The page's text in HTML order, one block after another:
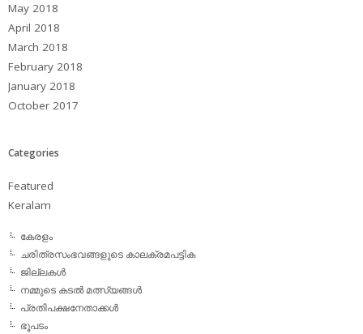
May 2018
April 2018
March 2018
February 2018
January 2018
October 2017
Categories
Featured
Keralam
കേരളം
ചരിത്രസംഭവങ്ങളുടെ കാലക്രമപട്ടിക
ജില്ലകള്‍
നമ്മുടെ കടല്‍ മത്സ്യങ്ങള്‍
പ്രതിപക്ഷനേതാക്കള്‍
ഭൂപടം